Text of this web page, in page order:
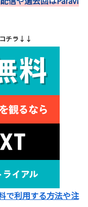
チラ↓↓
で利用する方法や注